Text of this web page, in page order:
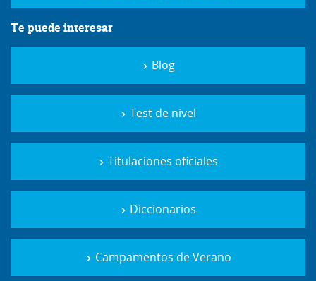
Te puede interesar
Blog
Test de nivel
Titulaciones oficiales
Diccionarios
Campamentos de Verano